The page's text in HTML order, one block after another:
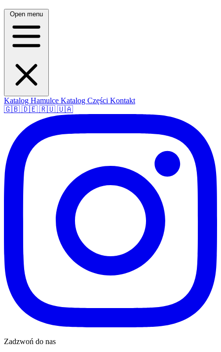
Open menu
Katalog Hamulce Katalog Części Kontakt
🇬🇧 🇩🇪 🇷🇺 🇺🇦
Zadzwoń do nas